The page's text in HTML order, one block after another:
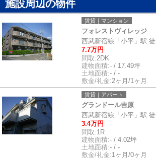
施設周辺の物件
賃貸｜マンション
フォレストヴィレッジ
西武新宿線「小平」駅
7.7万円
間取:2DK
建物面積:- / 17.49坪
土地面積:- / -
敷金/礼金:2ヶ月/1ヶ月
賃貸｜アパート
グランドール吉原
西武新宿線「小平」駅
3.4万円
間取:1R
建物面積:- / 4.02坪
土地面積:- / -
敷金/礼金:1ヶ月/0ヶ月